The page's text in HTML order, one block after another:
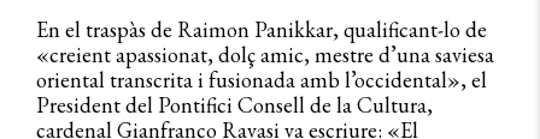
En el traspàs de Raimon Panikkar, qualificant-lo de
«creient apassionat, dolç amic, mestre d’una saviesa
oriental transcrita i fusionada amb l’occidental», el
President del Pontifici Consell de la Cultura,
cardenal Gianfranco Ravasi va escriure: «El